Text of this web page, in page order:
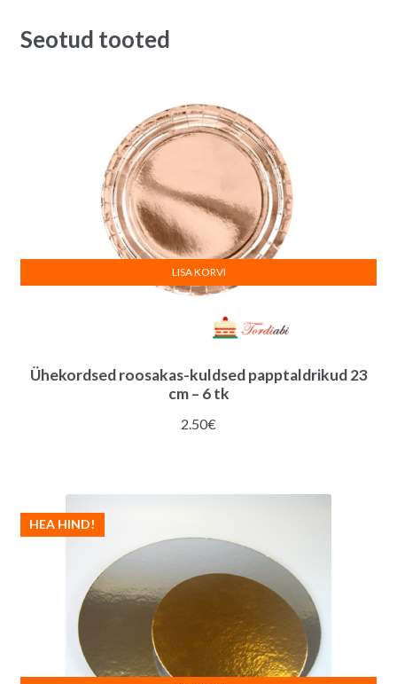
Seotud tooted
Ühekordsed roosakas-kuldsed papptaldrikud 23
cm – 6 tk
2.50€
LISA KORVI
HEA HIND!